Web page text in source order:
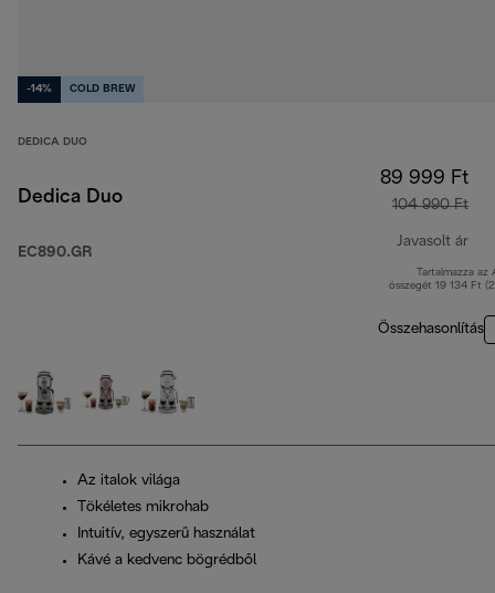
-14% COLD BREW
DEDICA DUO
Dedica Duo
EC890.GR
89 999 Ft
104 990 Ft
Javasolt ár
Tartalmazza az
összegét 19 134 Ft
Összehasonlítás
Az italok világa
Tökéletes mikrohab
Intuitív, egyszerű használat
Kávé a kedvenc bögrédből